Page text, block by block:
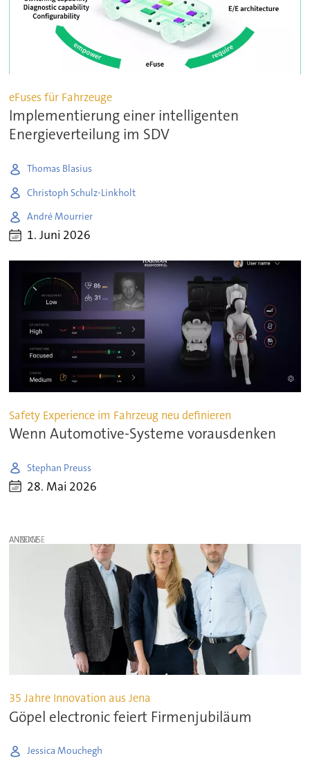
eFuses für Fahrzeuge
Implementierung einer intelligenten
Energieverteilung im SDV
Thomas Blasius
Christoph Schulz-Linkholt
André Mourrier
1. Juni 2026
Safety Experience im Fahrzeug neu definieren
Wenn Automotive-Systeme vorausdenken
Stephan Preuss
28. Mai 2026
ANZEIGE
35 Jahre Innovation aus Jena
Göpel electronic feiert Firmenjubiläum
Jessica Mouchegh